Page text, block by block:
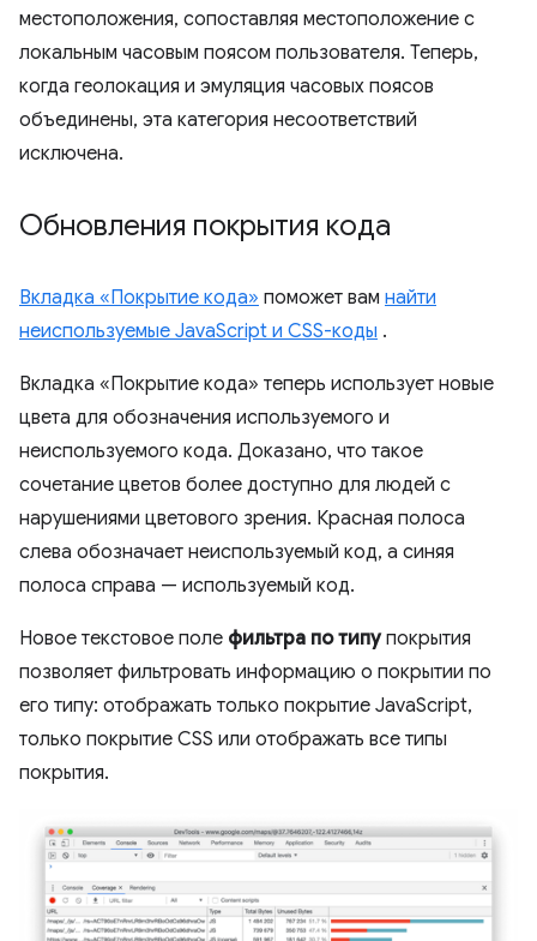
местоположения, сопоставляя местоположение с
локальным часовым поясом пользователя. Теперь,
когда геолокация и эмуляция часовых поясов
объединены, эта категория несоответствий
исключена.
Обновления покрытия кода
Вкладка «Покрытие кода» поможет вам найти
неиспользуемые JavaScript и CSS-коды .
Вкладка «Покрытие кода» теперь использует новые
цвета для обозначения используемого и
неиспользуемого кода. Доказано, что такое
сочетание цветов более доступно для людей с
нарушениями цветового зрения. Красная полоса
слева обозначает неиспользуемый код, а синяя
полоса справа — используемый код.
Новое текстовое поле фильтра по типупокрытия
позволяет фильтровать информацию о покрытии по
его типу: отображать только покрытие JavaScript,
только покрытие CSS или отображать все типы
покрытия.